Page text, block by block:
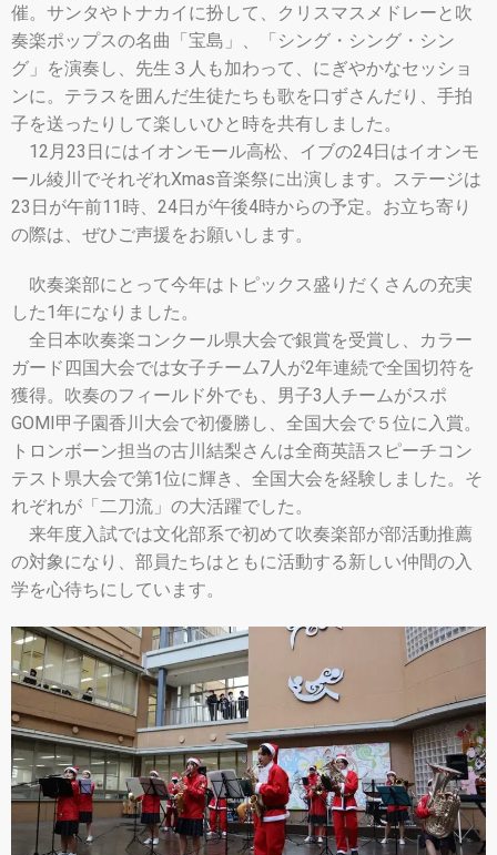
催。サンタやトナカイに扮して、クリスマスメドレーと吹
奏楽ポップスの名曲「宝島」、「シング・シング・シン
グ」を演奏し、先生３人も加わって、にぎやかなセッショ
ンに。テラスを囲んだ生徒たちも歌を口ずさんだり、手拍
子を送ったりして楽しいひと時を共有しました。
12月23日にはイオンモール高松、イブの24日はイオンモ
ール綾川でそれぞれXmas音楽祭に出演します。ステージは
23日が午前11時、24日が午後4時からの予定。お立ち寄り
の際は、ぜひご声援をお願いします。
吹奏楽部にとって今年はトピックス盛りだくさんの充実
した1年になりました。
全日本吹奏楽コンクール県大会で銀賞を受賞し、カラー
ガード四国大会では女子チーム7人が2年連続で全国切符を
獲得。吹奏のフィールド外でも、男子3人チームがスポ
GOMI甲子園香川大会で初優勝し、全国大会で５位に入賞。
トロンボーン担当の古川結梨さんは全商英語スピーチコン
テスト県大会で第1位に輝き、全国大会を経験しました。そ
れぞれが「二刀流」の大活躍でした。
来年度入試では文化部系で初めて吹奏楽部が部活動推薦
の対象になり、部員たちはともに活動する新しい仲間の入
学を心待ちにしています。